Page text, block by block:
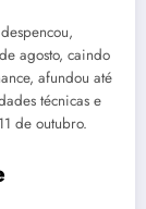
agosto, caindo
afundou até
técnicas e
de outubro.